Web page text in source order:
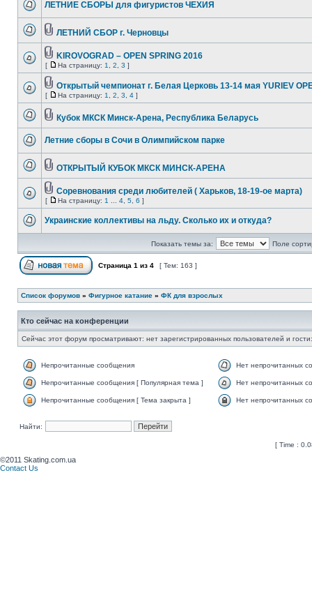
ЛЕТНИЕ СБОРЫ для фигуристов ЧЕХИЯ
ЛЕТНИЙ СБОР г. Черновцы
KIROVOGRAD – OPEN SPRING 2016
[ На страницу: 1 2 3 ]
Открытый чемпионат г. Белая Церковь 13-14 мая YURIEV
[ На страницу: 1 2 3 4 ]
Кубок МКСК Минск-Арена, Республика Беларусь
Летние сборы в Сочи в Олимпийском парке
ОТКРЫТЫЙ КУБОК МКСК МИНСК-АРЕНА
Соревнования среди любителей ( Харьков, 18-19-ое марта)
[ На страницу: 1 4 5 6 ]
Украинские коллективы на льду. Сколько их и откуда?
Показать темы за: Поле
Страница 1 из 4 [ Тем: 163 ]
Список форумов » Фигурное катание » ФК для взрослых
Кто сейчас на конференции
Сейчас этот форум просматривают: нет зарегистрированных пользователей и
Непрочитанные сообщения Нет непрочитанных
Непрочитанные сообщения [ Популярная тема ] Нет непрочитанных
Непрочитанные сообщения [ Тема закрыта ] Нет непрочитанных
Найти:
[ Time :
©2011 Skating.com.ua
Contact Us